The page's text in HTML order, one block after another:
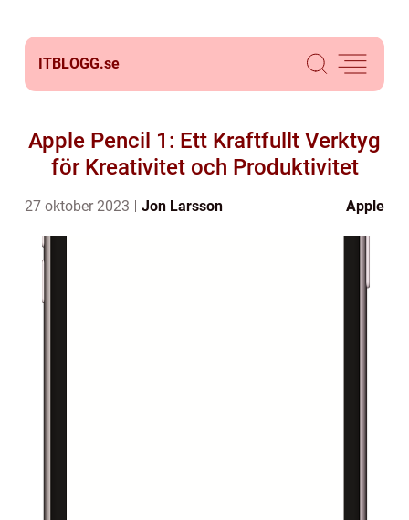
ITBLOGG.se
Apple Pencil 1: Ett Kraftfullt Verktyg
för Kreativitet och Produktivitet
27 oktober 2023 Jon Larsson Apple